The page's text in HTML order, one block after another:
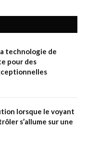
technologie de
pour des
lorsque le voyant
s’allume sur une